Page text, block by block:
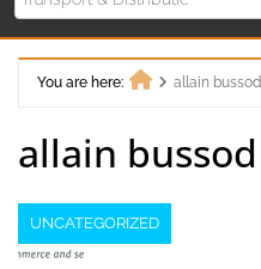
You are here:
allain bussod
allain bussod
UNCATEGORIZED